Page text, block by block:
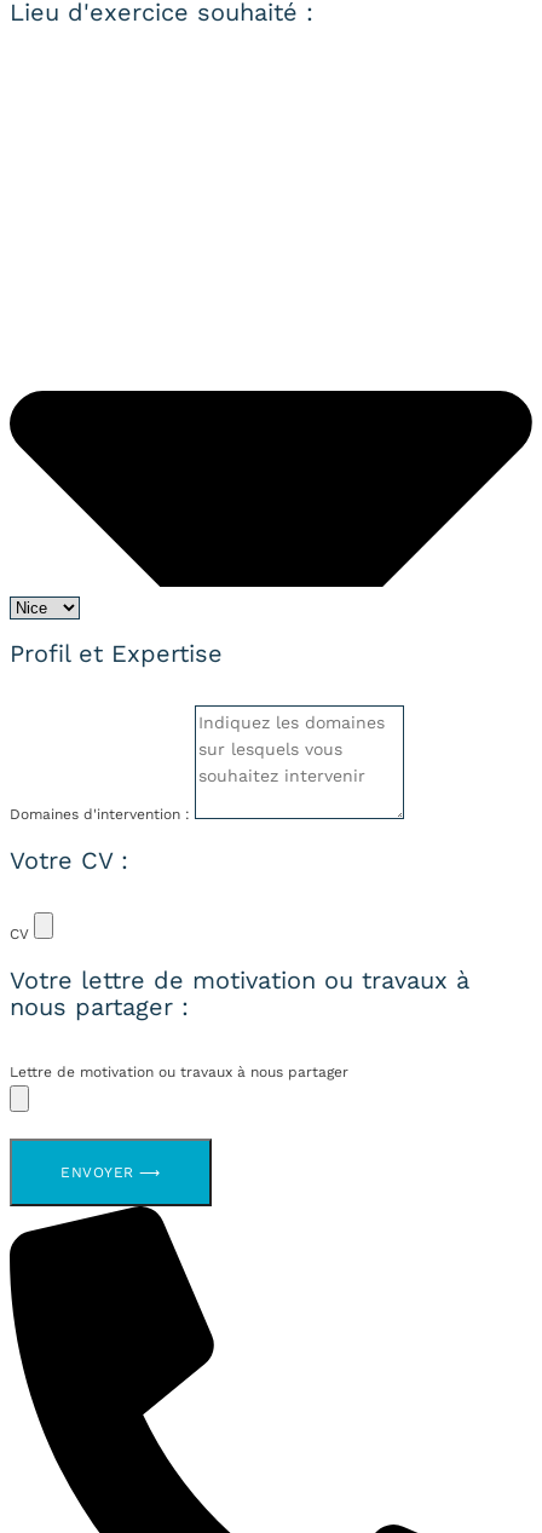
Lieu d'exercice souhaité :
Profil et Expertise
Domaines d'intervention :
Votre CV :
CV
Votre lettre de motivation ou travaux à
nous partager :
Lettre de motivation ou travaux à nous partager
ENVOYER ⟶